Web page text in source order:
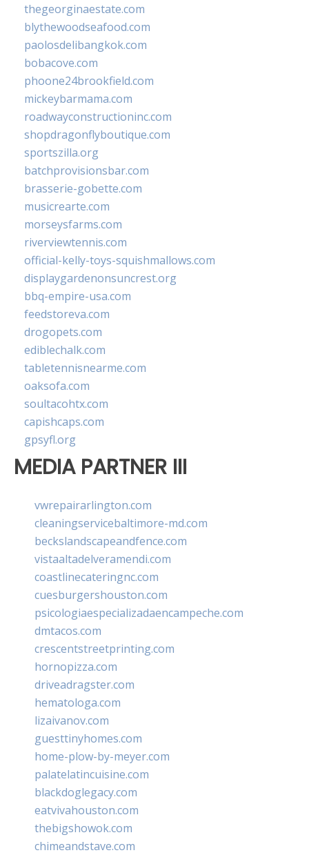
thegeorginaestate.com
blythewoodseafood.com
paolosdelibangkok.com
bobacove.com
phoone24brookfield.com
mickeybarmama.com
roadwayconstructioninc.com
shopdragonflyboutique.com
sportszilla.org
batchprovisionsbar.com
brasserie-gobette.com
musicrearte.com
morseysfarms.com
riverviewtennis.com
official-kelly-toys-squishmallows.com
displaygardenonsuncrest.org
bbq-empire-usa.com
feedstoreva.com
drogopets.com
ediblechalk.com
tabletennisnearme.com
oaksofa.com
soultacohtx.com
capishcaps.com
gpsyfl.org
MEDIA PARTNER III
vwrepairarlington.com
cleaningservicebaltimore-md.com
beckslandscapeandfence.com
vistaaltadelveramendi.com
coastlinecateringnc.com
cuesburgershouston.com
psicologiaespecializadaencampeche.com
dmtacos.com
crescentstreetprinting.com
hornopizza.com
driveadragster.com
hematologa.com
lizaivanov.com
guesttinyhomes.com
home-plow-by-meyer.com
palatelatincuisine.com
blackdoglegacy.com
eatvivahouston.com
thebigshowok.com
chimeandstave.com